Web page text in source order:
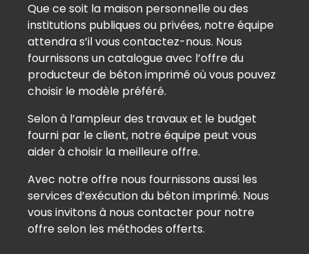
Béton imprimé Authon-la-Plaine
(91410)
Béton imprimé Auvernaux (91830)
Béton imprimé Auvers-Saint-
Georges (91580)
Béton imprimé Avrainville (91630)
Béton imprimé Ballainvilliers (91160)
Béton imprimé Ballancourt-sur-
Béton imprimé Baulne (91590)
Béton imprimé Bièvres (91570)
Béton imprimé Blandy (91150)
Que ce soit la maison personnelle ou des
institutions publiques ou privées, notre équipe
attendra s’il vous contactez-nous. Nous
fournissons un catalogue avec l’offre du
producteur de béton imprimé où vous pouvez
choisir le modèle préféré.
Selon à l’ampleur des travaux et le budget
fourni par le client, notre équipe peut vous
aider à choisir la meilleure offre.
Avec notre offre nous fournissons aussi les
services d’exécution du béton imprimé. Nous
vous invitons à nous contacter pour notre
offre selon les méthodes offerts.